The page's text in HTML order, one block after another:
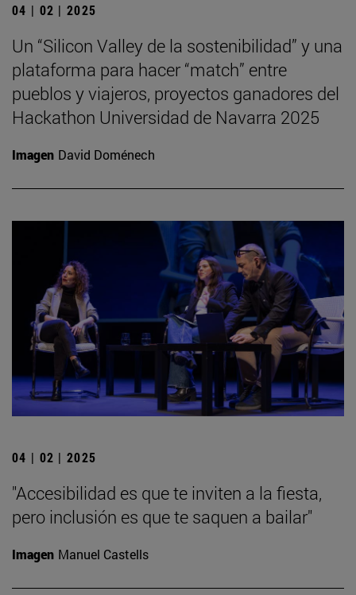
04 | 02 | 2025
Un “Silicon Valley de la sostenibilidad” y una
plataforma para hacer “match” entre
pueblos y viajeros, proyectos ganadores del
Hackathon Universidad de Navarra 2025
Imagen David Doménech
04 | 02 | 2025
"Accesibilidad es que te inviten a la fiesta,
pero inclusión es que te saquen a bailar"
Imagen Manuel Castells